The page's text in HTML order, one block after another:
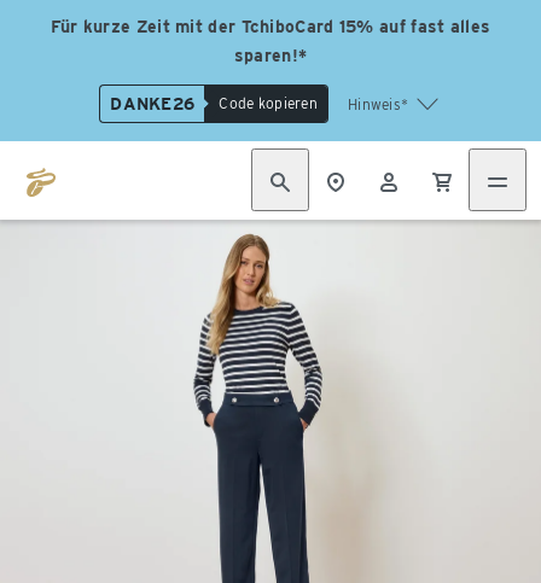
Für kurze Zeit mit der TchiboCard 15% auf fast alles
sparen!*
DANKE26 Code kopieren Hinweis*